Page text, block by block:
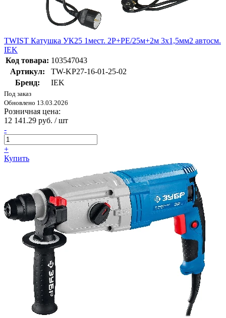
TWIST Катушка УК25 1мест. 2P+PE/25м+2м 3х1,5мм2 автосм.
IEK
Код товара: 103547043
Артикул:
TW-KP27-16-01-25-02
Бренд:
IEK
Под заказ
Обновлено 13.03.2026
Розничная цена:
12 141.29 руб. / шт
-
+
Купить